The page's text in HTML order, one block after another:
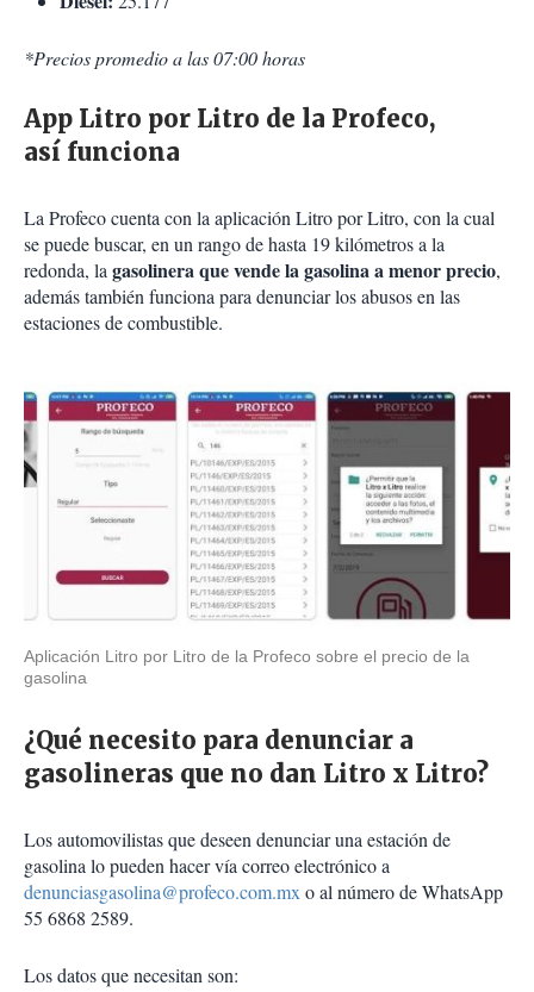
*Precios promedio a las 07:00 horas
App Litro por Litro de la Profeco,
así funciona
La Profeco cuenta con la aplicación Litro por Litro, con la cual
se puede buscar, en un rango de hasta 19 kilómetros a la
redonda, lagasolinera que vende la gasolina a menor precio,
además también funciona para denunciar los abusos en las
estaciones de combustible.
Aplicación Litro por Litro de la Profeco sobre el precio de la
gasolina
¿Qué necesito para denunciar a
gasolineras que no dan Litro x Litro?
Los automovilistas que deseen denunciar una estación de
gasolina lo pueden hacer vía correo electrónico a
denunciasgasolina@profeco.com.mxo al número de WhatsApp
55 6868 2589.
Los datos que necesitan son: